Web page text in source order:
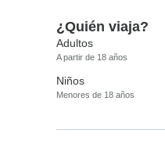
¿Quién viaja?
Adultos
A partir de 18 años
Niños
Menores de 18 años